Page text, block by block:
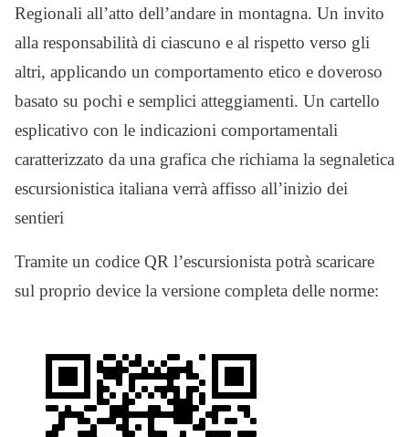
Regionali all’atto dell’andare in montagna. Un invito
alla responsabilità di ciascuno e al rispetto verso gli
altri, applicando un comportamento etico e doveroso
basato su pochi e semplici atteggiamenti. Un cartello
esplicativo con le indicazioni comportamentali
caratterizzato da una grafica che richiama la segnaletica
escursionistica italiana verrà affisso all’inizio dei
sentieri
Tramite un codice QR l’escursionista potrà scaricare
sul proprio device la versione completa delle norme: